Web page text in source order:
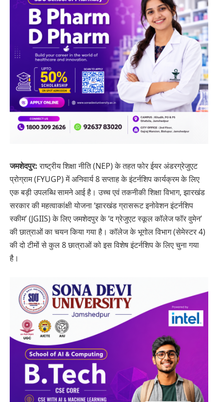
जमशेदपुर:राष्ट्रीय शिक्षा नीति (NEP) के तहत फोर ईयर अंडरग्रेजुएट
प्रोग्राम (FYUGP) में अनिवार्य 8 सप्ताह के इंटर्नशिप कार्यक्रम के लिए
एक बड़ी उपलब्धि सामने आई है। उच्च एवं तकनीकी शिक्षा विभाग, झारखंड
सरकार की महत्वाकांक्षी योजना ‘झारखंड ग्रासरूट इनोवेशन इंटर्नशिप
स्कीम’ (JGIIS) के लिए जमशेदपुर के ‘द ग्रेजुएट स्कूल कॉलेज फॉर वुमेन’
की छात्राओं का चयन किया गया है। कॉलेज के भूगोल विभाग (सेमेस्टर 4)
की दो टीमों से कुल 8 छात्राओं को इस विशेष इंटर्नशिप के लिए चुना गया
है।